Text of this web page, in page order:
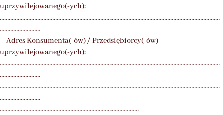
uprzywilejowanego(-ych):
…………………………………………………………………………………………………………………………………
………………………
– Adres Konsumenta(-ów) / Przedsiębiorcy(-ów)
uprzywilejowanego(-ych):
…………………………………………………………………………………………………………………………………
………………………
…………………………………………………………………………………………………………………………………
………………………
…………………………………………………………………………………